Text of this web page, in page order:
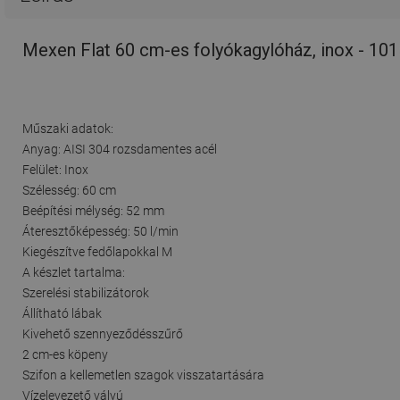
Mexen Flat 60 cm-es folyókagylóház, inox -
Műszaki adatok:
Anyag: AISI 304 rozsdamentes acél
Felület: Inox
Szélesség: 60 cm
Beépítési mélység: 52 mm
Áteresztőképesség: 50 l/min
Kiegészítve fedőlapokkal M
A készlet tartalma:
Szerelési stabilizátorok
Állítható lábak
Kivehető szennyeződésszűrő
2 cm-es köpeny
Szifon a kellemetlen szagok visszatartására
Vízelevezető vályú